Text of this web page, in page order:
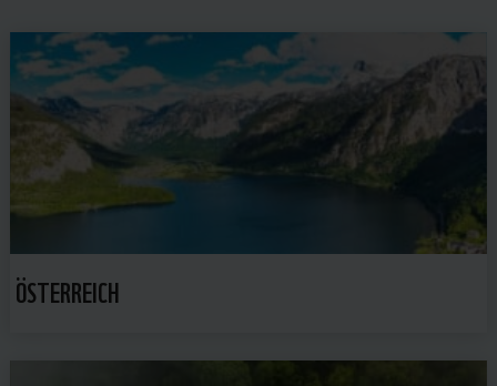
ÖSTERREICH